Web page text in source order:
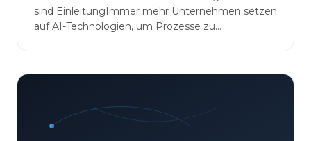
sind EinleitungImmer mehr Unternehmen setzen
auf AI-Technologien, um Prozesse zu
verschaffen. In diesem Artikel betrachten wir die
Projekte oft irreführend ist. Außerdem zeigen wir,